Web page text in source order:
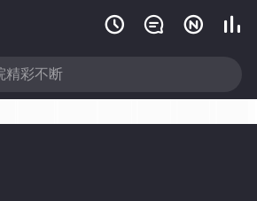
   